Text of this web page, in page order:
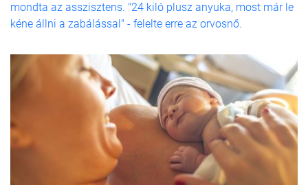
mondta az asszisztens. "24 kiló plusz anyuka, most már le
kéne állni a zabálással" - felelte erre az orvosnő.